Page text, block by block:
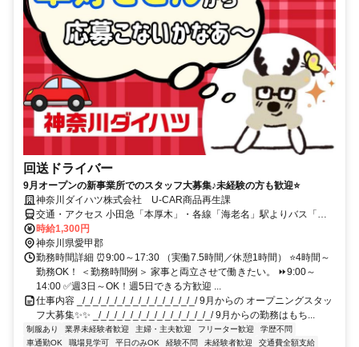
回送ドライバー
9月オープンの新事業所でのスタッフ大募集♪未経験の方も歓迎⭐
神奈川ダイハツ株式会社 U-CAR商品再生課
交通・アクセス 小田急「本厚木」・各線「海老名」駅よりバス「局
前」下車3分
時給1,300円
神奈川県愛甲郡
勤務時間詳細 ⏰9:00～17:30 （実働7.5時間／休憩1時間） ⭐4時間～
勤務OK！ ＜勤務時間例＞ 家事と両立させて働きたい。 ⏩9:00～
14:00 ✅週3日～OK！週5日できる方歓迎 ...
仕事内容 _/_/_/_/_/_/_/_/_/_/_/_/_/_/_/ 9月からの オープニングスタッ
フ大募集✨✨ _/_/_/_/_/_/_/_/_/_/_/_/_/_/_/ 9月からの勤務はもち...
制服あり 業界未経験者歓迎 主婦・主夫歓迎 フリーター歓迎
学歴不問
車通勤OK
職場見学可 平日のみOK 経験不問 未経験者歓迎
交通費全額支給